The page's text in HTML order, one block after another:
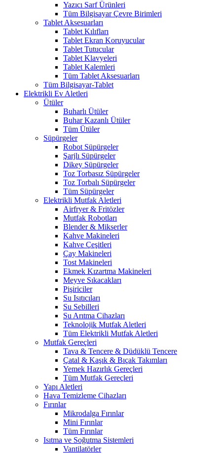
Yazıcı Sarf Ürünleri
Tüm Bilgisayar Çevre Birimleri
Tablet Aksesuarları
Tablet Kılıfları
Tablet Ekran Koruyucular
Tablet Tutucular
Tablet Klavyeleri
Tablet Kalemleri
Tüm Tablet Aksesuarları
Tüm Bilgisayar-Tablet
Elektrikli Ev Aletleri
Ütüler
Buharlı Ütüler
Buhar Kazanlı Ütüler
Tüm Ütüler
Süpürgeler
Robot Süpürgeler
Şarjlı Süpürgeler
Dikey Süpürgeler
Toz Torbasız Süpürgeler
Toz Torbalı Süpürgeler
Tüm Süpürgeler
Elektrikli Mutfak Aletleri
Airfryer & Fritözler
Mutfak Robotları
Blender & Mikserler
Kahve Makineleri
Kahve Çeşitleri
Çay Makineleri
Tost Makineleri
Ekmek Kızartma Makineleri
Meyve Sıkacakları
Pişiriciler
Su Isıtıcıları
Su Sebilleri
Su Arıtma Cihazları
Teknolojik Mutfak Aletleri
Tüm Elektrikli Mutfak Aletleri
Mutfak Gereçleri
Tava & Tencere & Düdüklü Tencere
Çatal & Kaşık & Bıçak Takımları
Yemek Hazırlık Gereçleri
Tüm Mutfak Gereçleri
Yapı Aletleri
Hava Temizleme Cihazları
Fırınlar
Mikrodalga Fırınlar
Mini Fırınlar
Tüm Fırınlar
Isıtma ve Soğutma Sistemleri
Vantilatörler